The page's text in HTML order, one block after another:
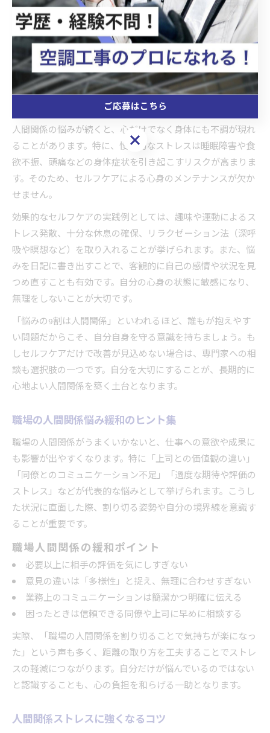
実際に、「職場の人間関係がうまくいかず悩んでいたが、上
司に自分の考えを率直に伝えたことで誤解が解けた」という
体験談も多く、行動を変えることで状況が改善するケースも
あります。人間関係の悩みは避けられないものですが、具体
的な対策を知ることで前向きに解決へ進むことが可能です。
人間関係悩みで心身を守るセルフケア
人間関係の悩みが続くと、心だけでなく身体にも不調が現れ
ることがあります。特に、慢性的なストレスは睡眠障害や食
欲不振、頭痛などの身体症状を引き起こすリスクが高まりま
す。そのため、セルフケアによる心身のメンテナンスが欠か
せません。
効果的なセルフケアの実践例としては、趣味や運動によるス
トレス発散、十分な休息の確保、リラクゼーション法（深呼
吸や瞑想など）を取り入れることが挙げられます。また、悩
みを日記に書き出すことで、客観的に自己の感情や状況を見
つめ直すことも有効です。自分の心身の状態に敏感になり、
無理をしないことが大切です。
「悩みの9割は人間関係」といわれるほど、誰もが抱えやす
い問題だからこそ、自分自身を守る意識を持ちましょう。も
しセルフケアだけで改善が見込めない場合は、専門家への相
談も選択肢の一つです。自分を大切にすることが、長期的に
心地よい人間関係を築く土台となります。
職場の人間関係悩み緩和のヒント集
職場の人間関係がうまくいかないと、仕事への意欲や成果に
も影響が出やすくなります。特に「上司との価値観の違い」
「同僚とのコミュニケーション不足」「過度な期待や評価の
ストレス」などが代表的な悩みとして挙げられます。こうし
た状況に直面した際、割り切る姿勢や自分の境界線を意識す
ることが重要です。
職場人間関係の緩和ポイント
必要以上に相手の評価を気にしすぎない
意見の違いは「多様性」と捉え、無理に合わせすぎない
業務上のコミュニケーションは簡潔かつ明確に伝える
困ったときは信頼できる同僚や上司に早めに相談する
実際、「職場の人間関係を割り切ることで気持ちが楽になっ
た」という声も多く、距離の取り方を工夫することでストレ
スの軽減につながります。自分だけが悩んでいるのではない
と認識することも、心の負担を和らげる一助となります。
人間関係ストレスに強くなるコツ
ご応募はこちら
ご応募はこちら